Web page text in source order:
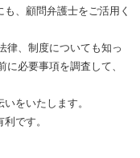
、顧問弁護士をご活用く
律、制度についても知っ
必要事項を調査して、
をいたします。
です。